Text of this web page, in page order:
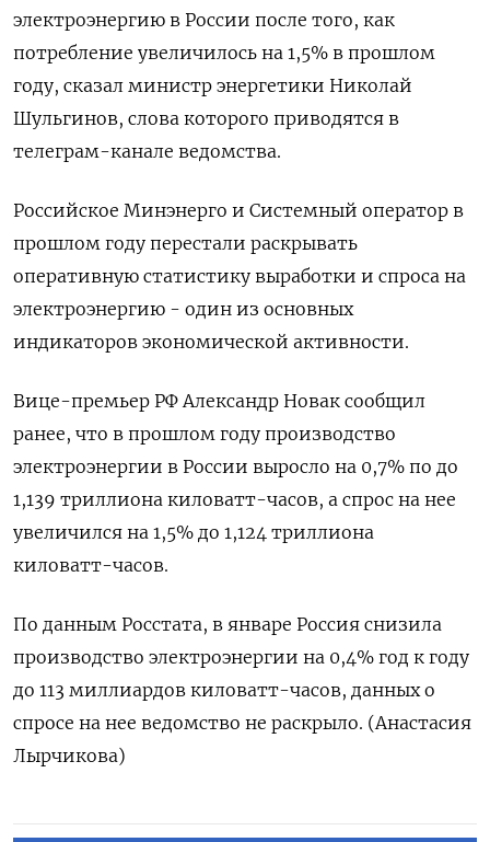
электроэнергию в России после того, как
потребление увеличилось на 1,5% в прошлом
году, сказал министр энергетики Николай
Шульгинов, слова которого приводятся в
телеграм-канале ведомства.
Российское Минэнерго и Системный оператор в
прошлом году перестали раскрывать
оперативную статистику выработки и спроса на
электроэнергию - один из основных
индикаторов экономической активности.
Вице-премьер РФ Александр Новак сообщил
ранее, что в прошлом году производство
электроэнергии в России выросло на 0,7% по до
1,139 триллиона киловатт-часов, а спрос на нее
увеличился на 1,5% до 1,124 триллиона
киловатт-часов.
По данным Росстата, в январе Россия снизила
производство электроэнергии на 0,4% год к году
до 113 миллиардов киловатт-часов, данных о
спросе на нее ведомство не раскрыло. (Анастасия
Лырчикова)